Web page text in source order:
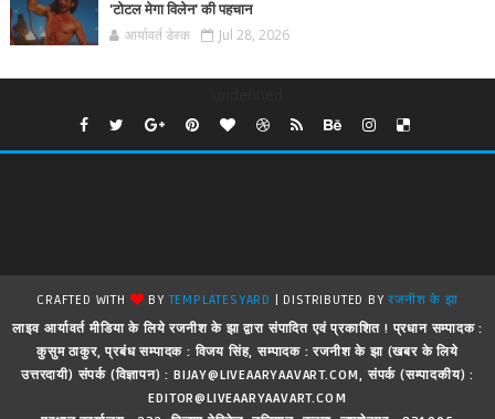
'टोटल मेगा विलेन' की पहचान
आर्यावर्त डेस्क Jul 28, 2026
CRAFTED WITH BYTEMPLATESYARD | DISTRIBUTED BYरजनीश के झा
लाइव आर्यावर्त मीडिया के लिये रजनीश के झा द्वारा संपादित एवं प्रकाशित ! प्रधान सम्पादक :
कुसुम ठाकुर, प्रबंध सम्पादक : विजय सिंह, सम्पादक : रजनीश के झा (खबर के लिये
उत्तरदायी) संपर्क (विज्ञापन) : BIJAY@LIVEAARYAAVART.COM, संपर्क (सम्पादकीय) :
EDITOR@LIVEAARYAAVART.COM